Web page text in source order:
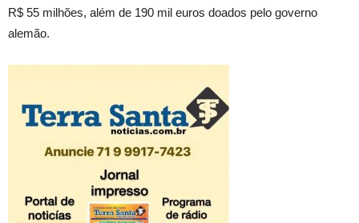
R$ 55 milhões, além de 190 mil euros doados pelo governo
alemão.